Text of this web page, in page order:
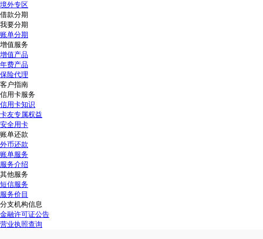
境外专区
借款分期
我要分期
账单分期
增值服务
增值产品
年费产品
保险代理
客户指南
信用卡服务
信用卡知识
卡友专属权益
安全用卡
账单还款
外币还款
账单服务
服务介绍
其他服务
短信服务
服务价目
分支机构信息
金融许可证公告
营业执照查询